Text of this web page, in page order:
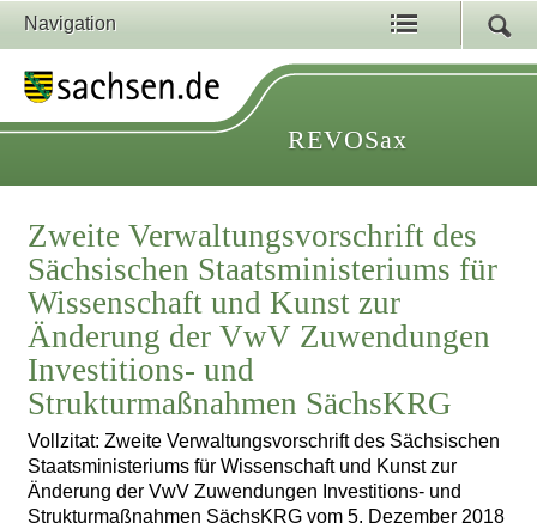
Navigation
REVOSax
Zweite Verwaltungsvorschrift des
Sächsischen Staatsministeriums für
Wissenschaft und Kunst zur
Änderung der VwV Zuwendungen
Investitions- und
Strukturmaßnahmen SächsKRG
Vollzitat: Zweite Verwaltungsvorschrift des Sächsischen
Staatsministeriums für Wissenschaft und Kunst zur
Änderung der VwV Zuwendungen Investitions- und
Strukturmaßnahmen SächsKRG vom 5. Dezember 2018